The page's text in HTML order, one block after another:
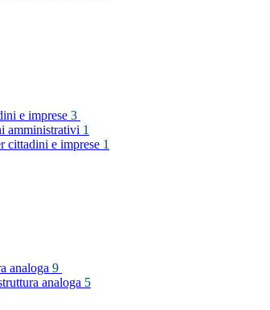
e imprese 3
amministrativi 1
cittadini e imprese 1
analoga 9
analoga 5